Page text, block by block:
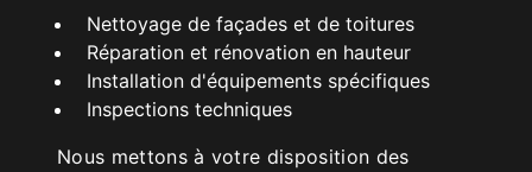
Nettoyage de façades et de toitures
Réparation et rénovation en hauteur
Installation d'équipements spécifiques
Inspections techniques
Nous mettons à votre disposition des